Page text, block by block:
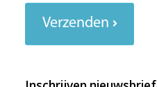
Verzenden